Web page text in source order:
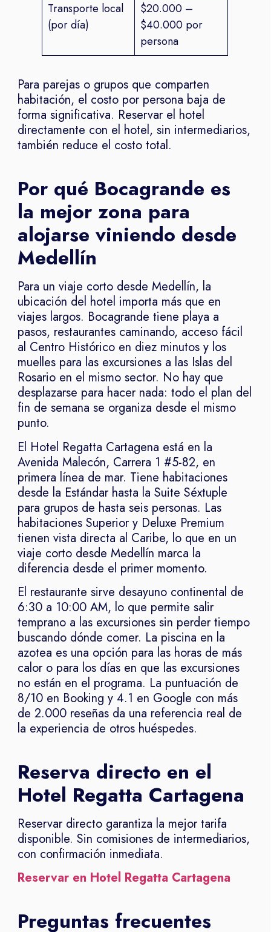
Transporte local
(por día)
$20.000 –
$40.000 por
persona
Para parejas o grupos que comparten
habitación, el costo por persona baja de
forma significativa. Reservar el hotel
directamente con el hotel, sin intermediarios,
también reduce el costo total.
Por qué Bocagrande es
la mejor zona para
alojarse viniendo desde
Medellín
Para un viaje corto desde Medellín, la
ubicación del hotel importa más que en
viajes largos. Bocagrande tiene playa a
pasos, restaurantes caminando, acceso fácil
al Centro Histórico en diez minutos y los
muelles para las excursiones a las Islas del
Rosario en el mismo sector. No hay que
desplazarse para hacer nada: todo el plan del
fin de semana se organiza desde el mismo
punto.
El Hotel Regatta Cartagena está en la
Avenida Malecón, Carrera 1 #5-82, en
primera línea de mar. Tiene habitaciones
desde la Estándar hasta la Suite Séxtuple
para grupos de hasta seis personas. Las
habitaciones Superior y Deluxe Premium
tienen vista directa al Caribe, lo que en un
viaje corto desde Medellín marca la
diferencia desde el primer momento.
El restaurante sirve desayuno continental de
6:30 a 10:00 AM, lo que permite salir
temprano a las excursiones sin perder tiempo
buscando dónde comer. La piscina en la
azotea es una opción para las horas de más
calor o para los días en que las excursiones
no están en el programa. La puntuación de
8/10 en Booking y 4.1 en Google con más
de 2.000 reseñas da una referencia real de
la experiencia de otros huéspedes.
Reserva directo en el
Hotel Regatta Cartagena
Reservar directo garantiza la mejor tarifa
disponible. Sin comisiones de intermediarios,
con confirmación inmediata.
Reservar en Hotel Regatta Cartagena
Preguntas frecuentes